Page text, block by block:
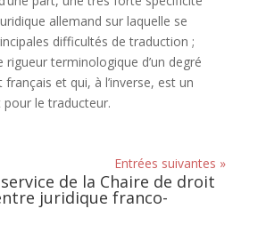
allemand sur laquelle se
difficultés de traduction ;
rigueur terminologique d’un degré
et qui, à l’inverse, est un
le traducteur.
Entrées suivantes »
de la Chaire de droit
juridique franco-